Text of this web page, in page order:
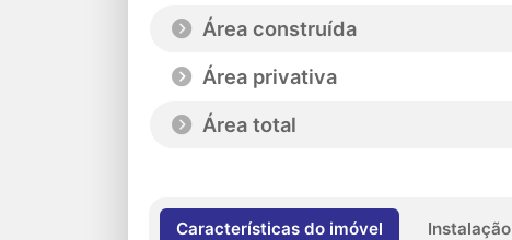
Área construída
Área privativa
Área total
Características do imóvel Instalação